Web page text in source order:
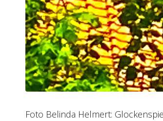
Foto Belinda Helmert: